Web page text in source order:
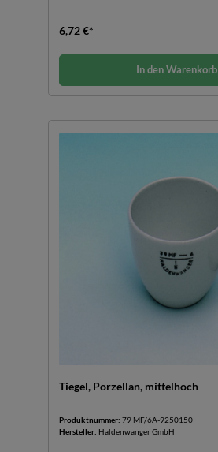
6,72 €*
In den Warenkorb
Tiegel, Porzellan, mittelhoch
Produktnummer: 79 MF/6A-9250150
Hersteller: Haldenwanger GmbH